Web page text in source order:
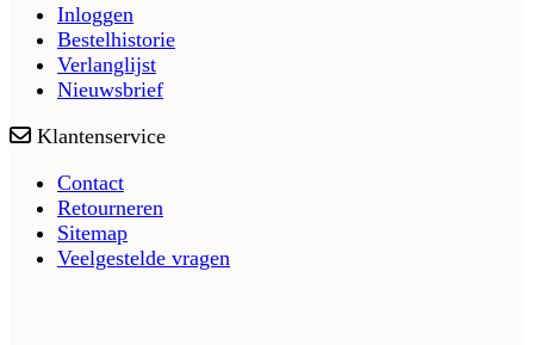
Inloggen
Bestelhistorie
Verlanglijst
Nieuwsbrief
Klantenservice
Contact
Retourneren
Sitemap
Veelgestelde vragen